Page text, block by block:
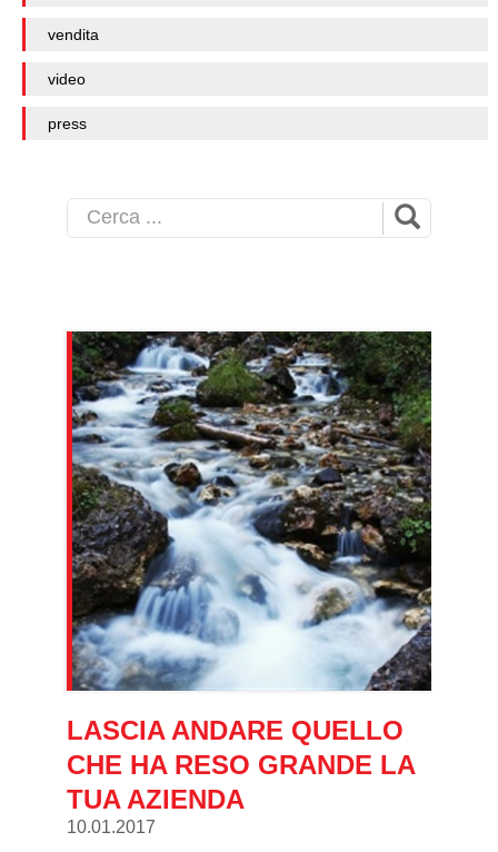
vendita
video
press
LASCIA ANDARE QUELLO
CHE HA RESO GRANDE LA
TUA AZIENDA
10.01.2017